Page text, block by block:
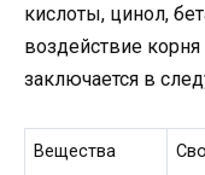
кислоты, цинол,
воздействие
заключается в
Вещества